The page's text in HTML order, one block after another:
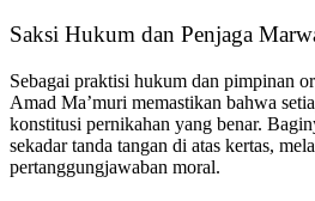
​Saksi Hukum dan Penjaga
​Sebagai praktisi hukum dan pimpinan
Amad Ma’muri memastikan bahwa
konstitusi pernikahan yang benar.
sekadar tanda tangan di atas kertas,
pertanggungjawaban moral.